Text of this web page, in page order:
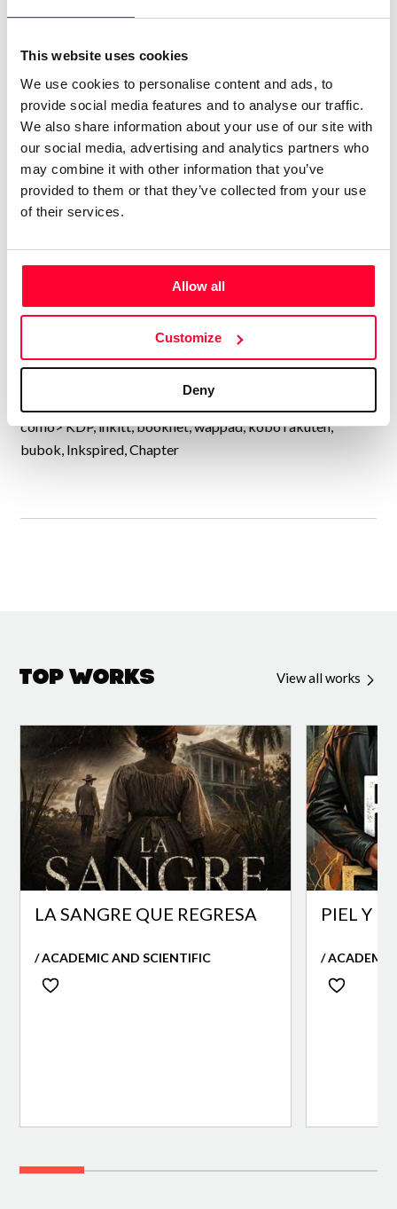
This website uses cookies
We use cookies to personalise content and ads, to
provide social media features and to analyse our traffic.
We also share information about your use of our site with
our social media, advertising and analytics partners who
may combine it with other information that you’ve
provided to them or that they’ve collected from your use
of their services.
Allow all
Customize
Deny
Nemesis Danielle
Send message Follow
Hola, soy argentina radicada en Israel.
Diseñadora gráfica y escribo historias que se me van
https://linktr.ee/NemesisDanielle
nemesisdanielle@gmail.com
*Todos los libros estan a la venta, para info pueden
contactar al emailnemesisdanielle@gmail.com
*Los libros se pueden encontrar en distintas plataformas
como> KDP, inkitt, booknet, wappad, kobo rakuten,
bubok, Inkspired, Chapter
Top Works View all works
LA SANGRE QUE REGRESA
/ ACADEMIC AND SCIENTIFIC
PIEL Y
/